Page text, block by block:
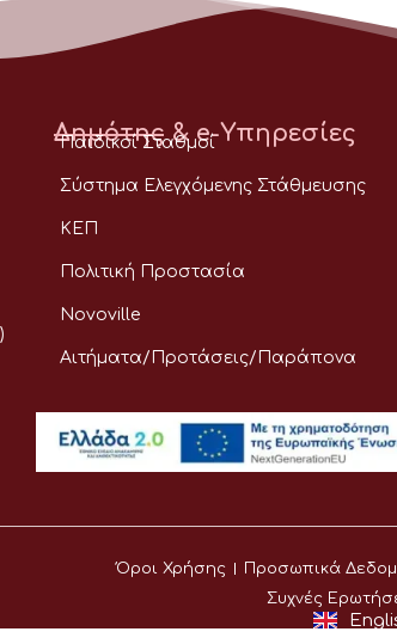
Δημότης & e-Υπηρεσίες
Παιδικοί Σταθμοί
Σύστημα Ελεγχόμενης Στάθμευσης
ΚΕΠ
Πολιτική Προστασία
Novoville
Αιτήματα/Προτάσεις/Παράπονα
Όροι Χρήσης Προσωπικά
Συχνές